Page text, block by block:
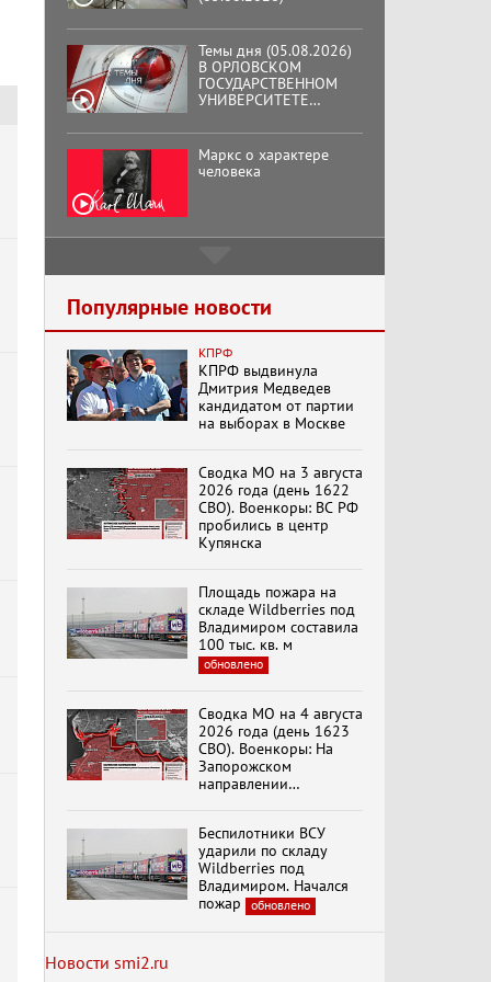
Темы дня (05.08.2026)
В ОРЛОВСКОМ
ГОСУДАРСТВЕННОМ
УНИВЕРСИТЕТЕ
АУДИТОРИЯ ИМЕНИ
ЗНАМЕНИТОГО
ВЫПУСКНИКА,
ГЕННАДИЯ ЗЮГАНОВА.
Маркс о характере
человека
кооператор
Хук слева:
«Додоговаривались...»
(11.06.2026)
Бренды Советской
эпохи "Гжель"
«Безразмерное
Кольцо»
К ГРАЖДАНАМ
Г.А. Зюганова,
Председателя ЦК
КПРФ Руководителя
фракции КПРФ в
Государственной Думе
РФ (28.07.2026)
Документальный
фильм "Империализм и
Менять курс! В.Боглаев,
И.Буданов, А.Лежава,
Н.Останина
Популярные новости
КПРФ
КПРФ выдвинула
Дмитрия Медведев
кандидатом от партии
на выборах в Москве
Сводка МО на 3 августа
2026 года (день 1622
СВО). Военкоры: ВС РФ
пробились в центр
Купянска
Площадь пожара на
складе Wildberries под
Владимиром составила
100 тыс. кв. м
обновлено
Сводка МО на 4 августа
2026 года (день 1623
СВО). Военкоры: На
Запорожском
направлении
Степногорска
Беспилотники ВСУ
ударили по складу
Wildberries под
Владимиром. Начался
пожар
обновлено
Новости smi2.ru